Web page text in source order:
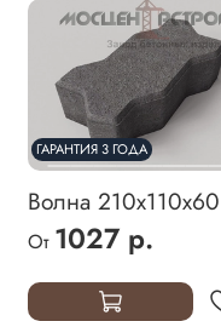
ГАРАНТИЯ 3 ГОДА
Волна 210х110х60
От 1027 р.